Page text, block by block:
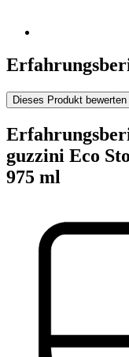
Dieses Produkt bewerten
guzzini Eco
975 ml